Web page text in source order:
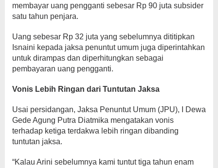
membayar uang pengganti sebesar Rp 90 juta subsider
satu tahun penjara.
Uang sebesar Rp 32 juta yang sebelumnya dititipkan
Isnaini kepada jaksa penuntut umum juga diperintahkan
untuk dirampas dan diperhitungkan sebagai
pembayaran uang pengganti.
Vonis Lebih Ringan dari Tuntutan Jaksa
Usai persidangan, Jaksa Penuntut Umum (JPU), I Dewa
Gede Agung Putra Diatmika mengatakan vonis
terhadap ketiga terdakwa lebih ringan dibanding
tuntutan jaksa.
“Kalau Arini sebelumnya kami tuntut tiga tahun enam